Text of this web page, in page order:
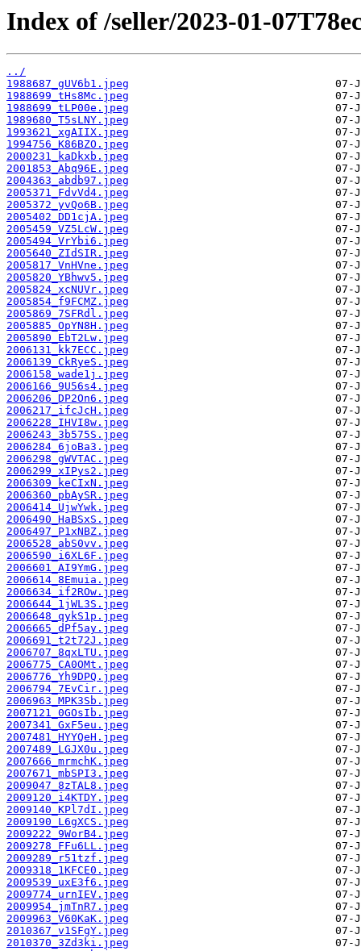
Index of /seller/2023-01-
../
1988687_gUV6b1.jpeg
1988699_tHs8Mc.jpeg
1988699_tLP00e.jpeg
1989680_T5sLNY.jpeg
1993621_xgAIIX.jpeg
1994756_K86BZO.jpeg
2000231_kaDkxb.jpeg
2001853_Abq96E.jpeg
2004363_abdb97.jpeg
2005371_FdvVd4.jpeg
2005372_yvQo6B.jpeg
2005402_DD1cjA.jpeg
2005459_VZ5LcW.jpeg
2005494_VrYbi6.jpeg
2005640_ZIdSIR.jpeg
2005817_VnHVne.jpeg
2005820_YBhwv5.jpeg
2005824_xcNUVr.jpeg
2005854_f9FCMZ.jpeg
2005869_7SFRdl.jpeg
2005885_OpYN8H.jpeg
2005890_EbT2Lw.jpeg
2006131_kk7ECC.jpeg
2006139_CkRyeS.jpeg
2006158_wade1j.jpeg
2006166_9U56s4.jpeg
2006206_DP2On6.jpeg
2006217_ifcJcH.jpeg
2006228_IHVI8w.jpeg
2006243_3b575S.jpeg
2006284_6joBa3.jpeg
2006298_gWVTAC.jpeg
2006299_xIPys2.jpeg
2006309_keCIxN.jpeg
2006360_pbAySR.jpeg
2006414_UjwYwk.jpeg
2006490_HaBSxS.jpeg
2006497_P1xNBZ.jpeg
2006528_abS0vv.jpeg
2006590_i6XL6F.jpeg
2006601_AI9YmG.jpeg
2006614_8Emuia.jpeg
2006634_if2ROw.jpeg
2006644_1jWL3S.jpeg
2006648_qykS1p.jpeg
2006665_dPf5ay.jpeg
2006691_t2t72J.jpeg
2006707_8qxLTU.jpeg
2006775_CA0OMt.jpeg
2006776_Yh9DPQ.jpeg
2006794_7EvCir.jpeg
2006963_MPK3Sb.jpeg
2007121_0GOsIb.jpeg
2007341_GxF5eu.jpeg
2007481_HYYQeH.jpeg
2007489_LGJX0u.jpeg
2007666_mrmchK.jpeg
2007671_mbSPI3.jpeg
2009047_8zTAL8.jpeg
2009120_i4KTDY.jpeg
2009140_KPl7dI.jpeg
2009190_L6gXCS.jpeg
2009222_9WorB4.jpeg
2009278_FFu6LL.jpeg
2009289_r51tzf.jpeg
2009318_1KFCE0.jpeg
2009539_uxE3f6.jpeg
2009774_urnIEV.jpeg
2009954_jmTnR7.jpeg
2009963_V60KaK.jpeg
2010367_v1SFgY.jpeg
2010370_3Zd3ki.jpeg